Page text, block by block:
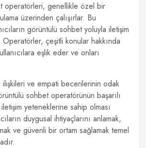
operatörleri, genellikle özel bir
üzerinden çalışırlar. Bu
görüntülü sohbet yoluyla iletişim
Operatörler, çeşitli konular hakkında
eşlik eder ve onları
ilişkileri ve empati becerilerinin odak
sohbet operatörünün başarılı
yeteneklerine sahip olması
duygusal ihtiyaçlarını anlamak,
ve güvenli bir ortam sağlamak temel